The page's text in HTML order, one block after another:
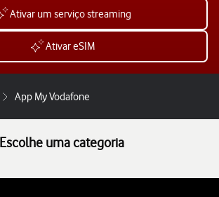
Ativar um serviço streaming
Ativar eSIM
App My Vodafone
Escolhe uma categoria